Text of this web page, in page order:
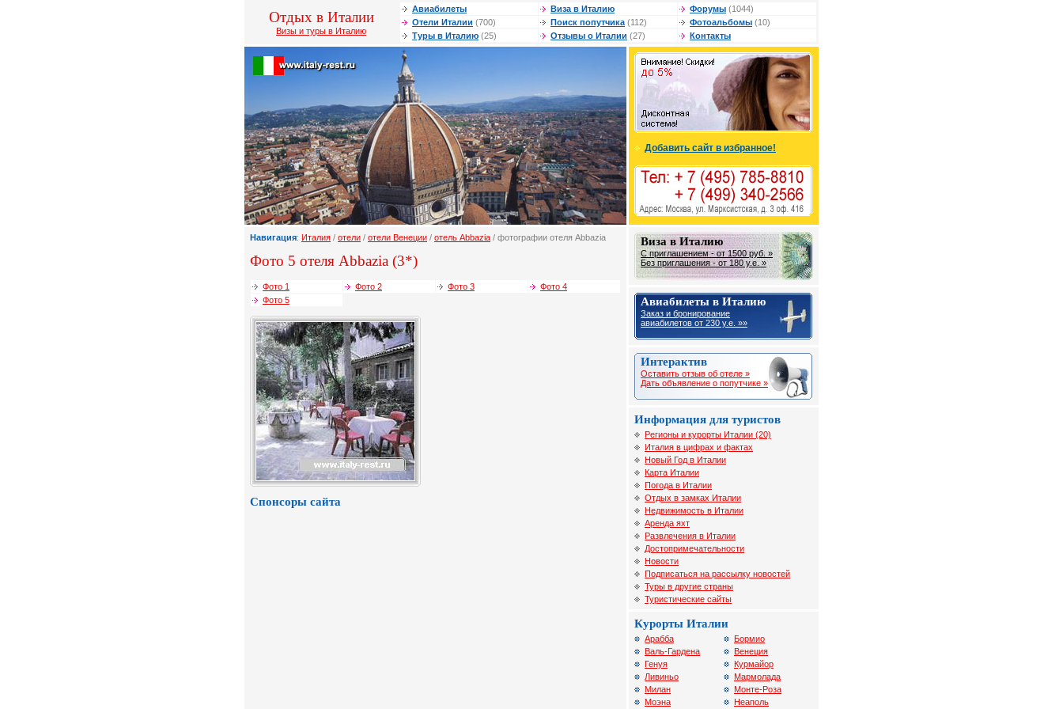
Отдых в Италии
Визы и туры в Италию
Авиабилеты Виза в Италию Форумы (1044)
Отели Италии (700) Поиск попутчика (112) Фотоальбомы (10)
Туры в Италию (25) Отзывы о Италии (27) Контакты
Добавить сайт в избранное!
Навигация: Италия / отели / отели Венеции / отель Abbazia / фотографии отеля Abbazia
Фото 5 отеля Abbazia (3*)
Фото 1 Фото 2 Фото 3
Фото 4
Фото 5
Спонсоры сайта
Виза в Италию
С приглашением - от 1500 руб. »
Без приглашения - от 180 у.е. »
Авиабилеты в Италию
Заказ и бронирование
авиабилетов от 230 y.e. »»
Интерактив
Оставить отзыв об отеле »
Дать объявление о попутчике »
Информация для туристов
Регионы и курорты Италии (20)
Италия в цифрах и фактах
Новый Год в Италии
Карта Италии
Погода в Италии
Отдых в замках Италии
Недвижимость в Италии
Аренда яхт
Развлечения в Италии
Достопримечательности
Новости
Подписаться на рассылку новостей
Туры в другие страны
Туристические сайты
Курорты Италии
Арабба
Валь-Гардена
Генуя
Ливиньо
Милан
Моэна
Бормио
Венеция
Курмайор
Мармолада
Монте-Роза
Неаполь